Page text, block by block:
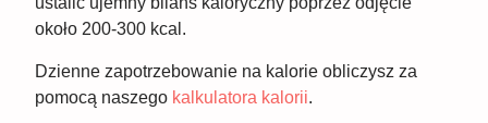
około 200-300 kcal.
Dzienne zapotrzebowanie na kalorie obliczysz za
pomocą naszego kalkulatora kalorii.